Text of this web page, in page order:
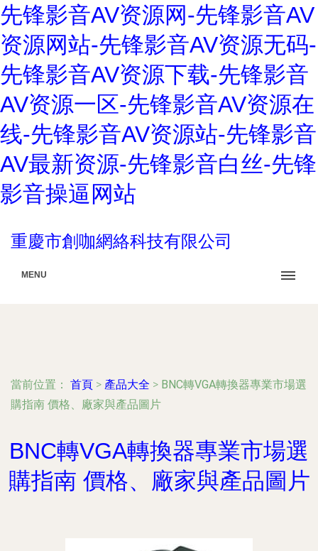
先锋影音AV资源网-先锋影音AV
资源网站-先锋影音AV资源无码-
先锋影音AV资源下载-先锋影音
AV资源一区-先锋影音AV资源在
线-先锋影音AV资源站-先锋影音
AV最新资源-先锋影音白丝-先锋
影音操逼网站
重慶市創咖網絡科技有限公司
MENU
當前位置： 首頁 > 產品大全 > BNC轉VGA轉換器專業市場選
購指南 價格、廠家與產品圖片
BNC轉VGA轉換器專業市場選
購指南 價格、廠家與產品圖片